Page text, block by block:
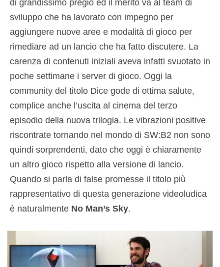
di grandissimo pregio ed il merito va al team di
sviluppo che ha lavorato con impegno per
aggiungere nuove aree e modalità di gioco per
rimediare ad un lancio che ha fatto discutere. La
carenza di contenuti iniziali aveva infatti svuotato in
poche settimane i server di gioco. Oggi la
community del titolo Dice gode di ottima salute,
complice anche l’uscita al cinema del terzo
episodio della nuova trilogia. Le vibrazioni positive
riscontrate tornando nel mondo di SW:B2 non sono
quindi sorprendenti, dato che oggi è chiaramente
un altro gioco rispetto alla versione di lancio.
Quando si parla di false promesse il titolo più
rappresentativo di questa generazione videoludica
è naturalmente No Man’s Sky.